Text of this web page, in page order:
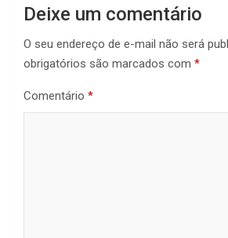
Deixe um comentário
O seu endereço de e-mail não será
obrigatórios são marcados com *
Comentário *